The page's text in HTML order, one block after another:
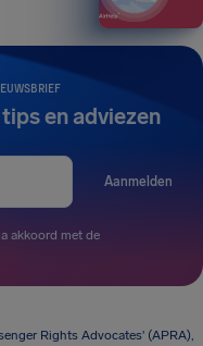
en adviezen
Aanmelden
akkoord met de
Rights Advocates' (APRA),